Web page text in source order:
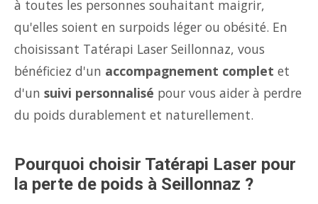
à toutes les personnes souhaitant maigrir,
qu'elles soient en surpoids léger ou obésité. En
choisissant Tatérapi Laser Seillonnaz, vous
bénéficiez d'un accompagnement complet et
d'un suivi personnalisé pour vous aider à perdre
du poids durablement et naturellement.
Pourquoi choisir Tatérapi Laser pour
la perte de poids à Seillonnaz ?